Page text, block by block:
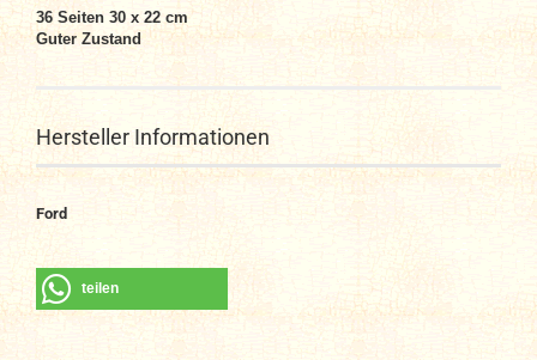
36 Seiten 30 x 22 cm
Guter Zustand
Hersteller Informationen
Ford
teilen